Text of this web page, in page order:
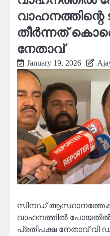
വാഹനത്തിന്റെ
തീർന്നത്
നേതാവ്
January 19, 2026
സിനഡ്
വാഹനത്തിൽ പോയതിൽ
പ്രതിപക്ഷ നേതാവ് വി